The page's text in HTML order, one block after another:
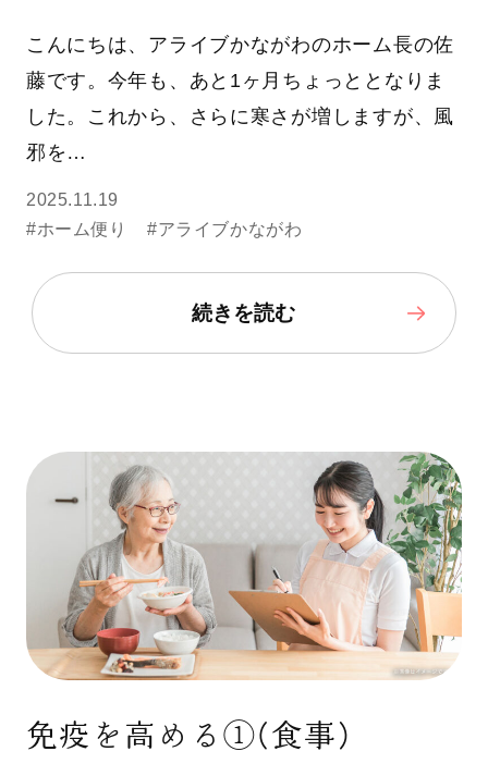
こんにちは、アライブかながわのホーム長の佐
藤です。今年も、あと1ヶ月ちょっととなりま
した。これから、さらに寒さが増しますが、風
邪を…
2025.11.19
#ホーム便り
#アライブかながわ
続きを読む
免疫を高める①(食事)